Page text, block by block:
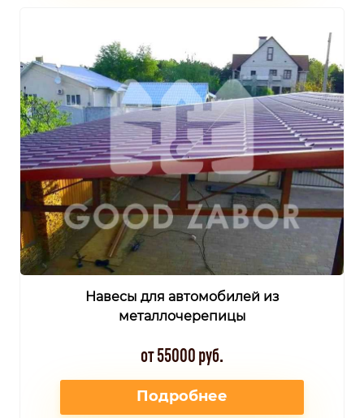
Навесы для автомобилей из
металлочерепицы
от 55000 руб.
Подробнее